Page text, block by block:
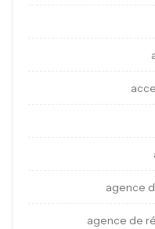
agence
agence de